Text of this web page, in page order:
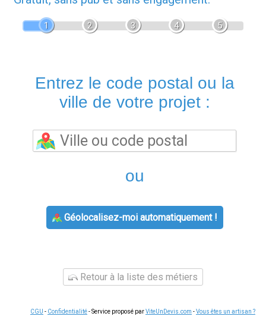
1 2 3 4 5
Entrez le code postal ou la
ville de votre projet :
ou
Géolocalisez-moi automatiquement !
Retour à la liste des métiers
CGU - Confidentialité- Service proposé parViteUnDevis.com -Vous êtes un artisan ?